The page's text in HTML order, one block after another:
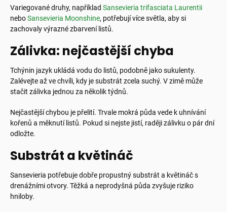
Variegované druhy, například Sansevieria trifasciata Laurentii
neboSansevieria Moonshine, potřebují více světla, aby si
zachovaly výrazné zbarvení listů.
Zálivka: nejčastější chyba
Tchýnin jazyk ukládá vodu do listů, podobně jako sukulenty.
Zalévejte až ve chvíli, kdy je substrát zcela suchý. V zimě může
stačit zálivka jednou za několik týdnů.
Nejčastější chybou je přelití. Trvale mokrá půda vede k uhnívání
kořenů a měknutí listů. Pokud si nejste jistí, raději zálivku o pár dní
odložte.
Substrát a květináč
Sansevieria potřebuje dobře propustný substrát a květináč s
drenážními otvory. Těžká a neprodyšná půda zvyšuje riziko
hniloby.